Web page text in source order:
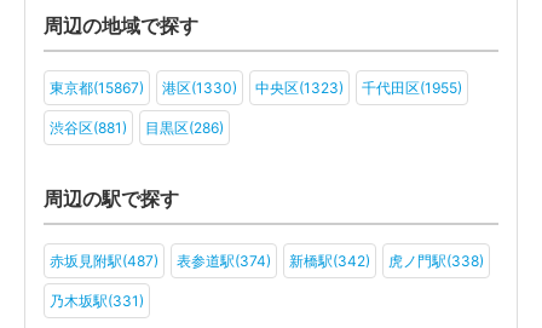
旅行・ホテル(84) アミューズメント・レジャー(75)
ファンド(49) 社会福祉法人(44) 医療法人(64) ＮＰＯ法人(46)
学校法人(41) 一般社団法人(63) その他(56)
周辺の地域で探す
東京都(15867) 港区(1330) 中央区(1323) 千代田区(1955)
渋谷区(881) 目黒区(286)
周辺の駅で探す
赤坂見附駅(487) 表参道駅(374) 新橋駅(342) 虎ノ門駅(338)
乃木坂駅(331)